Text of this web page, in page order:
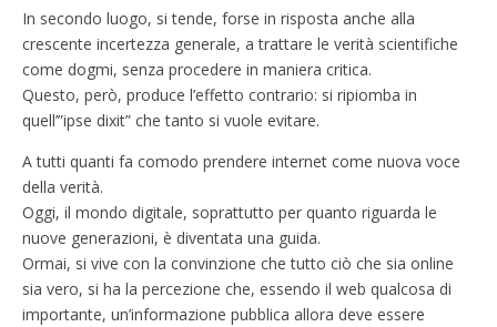
In secondo luogo, si tende, forse in risposta anche alla
crescente incertezza generale, a trattare le verità scientifiche
come dogmi, senza procedere in maniera critica.
Questo, però, produce l’effetto contrario: si ripiomba in
quell’”ipse dixit” che tanto si vuole evitare.
A tutti quanti fa comodo prendere internet come nuova voce
della verità.
Oggi, il mondo digitale, soprattutto per quanto riguarda le
nuove generazioni, è diventata una guida.
Ormai, si vive con la convinzione che tutto ciò che sia online
sia vero, si ha la percezione che, essendo il web qualcosa di
importante, un’informazione pubblica allora deve essere